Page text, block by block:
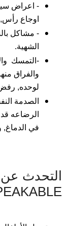
- اعراض
اوجاع
- مشاكل
الشهية.
-التمسك
والفراق
لوحده,
الصدمة
الرضاعه
في الدماغ,